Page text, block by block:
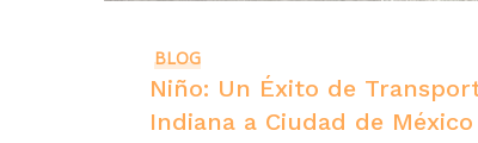
BLOG
Niño: Un Éxito de
Indiana a Ciudad de México